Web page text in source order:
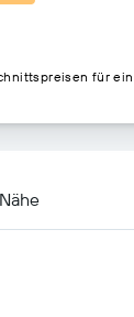
für